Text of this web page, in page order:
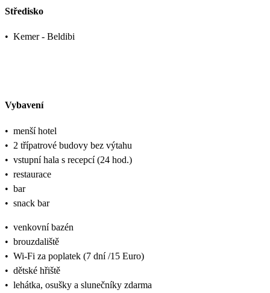
Středisko
• Kemer - Beldibi
Vybavení
• menší hotel
• 2 třípatrové budovy bez výtahu
• vstupní hala s recepcí (24 hod.)
• restaurace
• bar
• snack bar
• venkovní bazén
• brouzdaliště
• Wi-Fi za poplatek (7 dní /15 Euro)
• dětské hřiště
• lehátka, osušky a slunečníky zdarma